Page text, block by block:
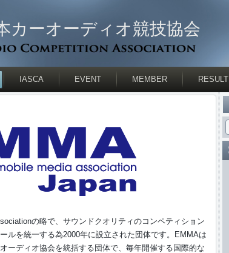
カーオーディオ競技協会
IASCA EVENT MEMBER RESULT
の略で、サウンドクオリティのコンペティション
ルを統一する為2000年に設立された団体です。EMMAは
ーディオ協会を統括する団体で、毎年開催する国際的な